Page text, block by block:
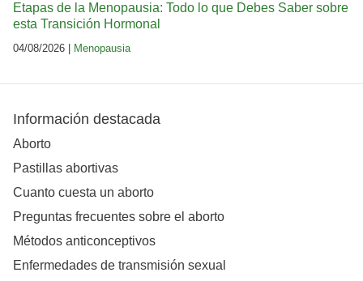
Etapas de la Menopausia: Todo lo que Debes Saber sobre
esta Transición Hormonal
04/08/2026 | Menopausia
Información destacada
Aborto
Pastillas abortivas
Cuanto cuesta un aborto
Preguntas frecuentes sobre el aborto
Métodos anticonceptivos
Enfermedades de transmisión sexual